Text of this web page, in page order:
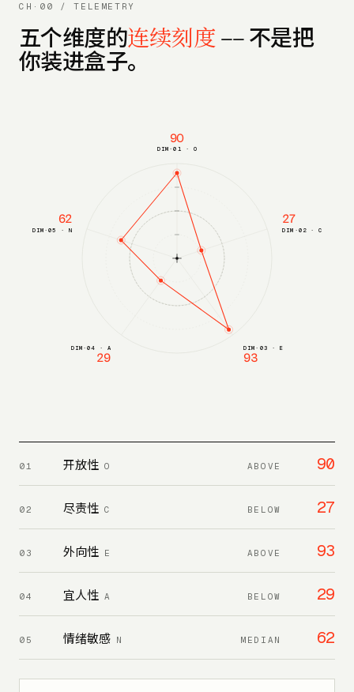
CH·00 / TELEMETRY
五个维度的连续刻度 —— 不是把
你装进盒子。
90
DIM·01 · O
27
DIM·02 · C
DIM·03 · E
93
DIM·04 · A
29
62
DIM·05 · N
01 开放性 O ABOVE 90
02 尽责性 C BELOW 27
03 外向性 E ABOVE 93
04 宜人性 A BELOW 29
05 情绪敏感 N MEDIAN 62